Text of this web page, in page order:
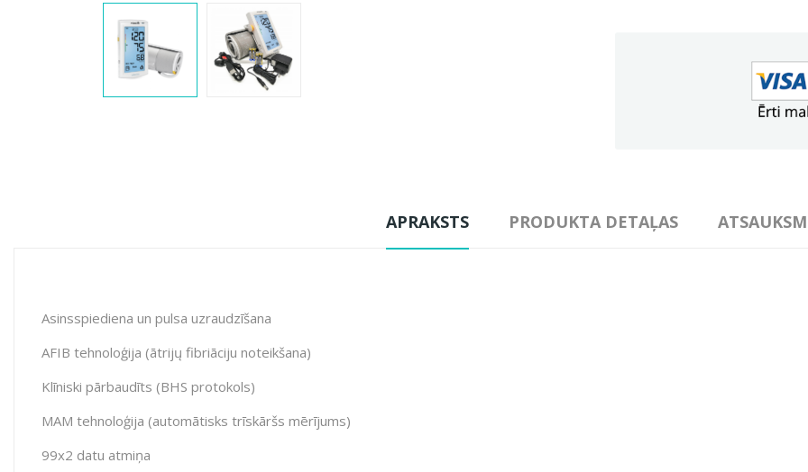
APRAKSTS PRODUKTA DETAĻAS
Asinsspiediena un pulsa uzraudzīšana
AFIB tehnoloģija (ātrijų fibriāciju noteikšana)
Klīniski pārbaudīts (BHS protokols)
MAM tehnoloģija (automātisks trīskāršs mērījums)
99x2 datu atmiņa